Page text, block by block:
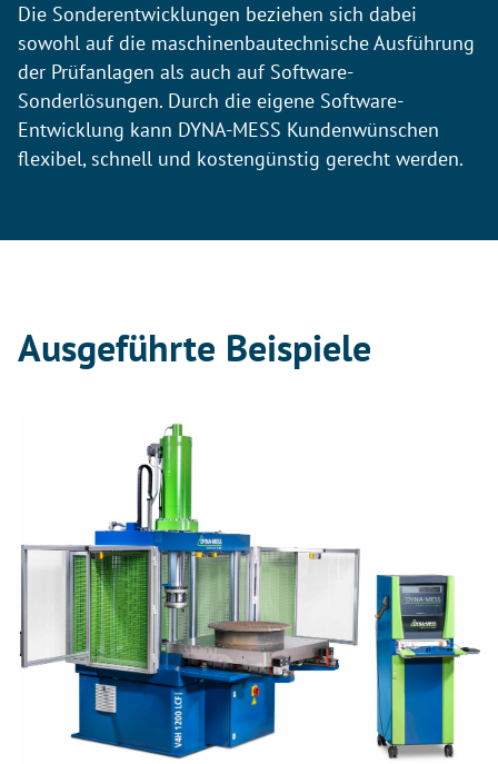
Die Sonderentwicklungen beziehen sich dabei
sowohl auf die maschinenbautechnische Ausführung
der Prüfanlagen als auch auf Software-
Sonderlösungen. Durch die eigene Software-
Entwicklung kann DYNA-MESS Kundenwünschen
flexibel, schnell und kostengünstig gerecht werden.
Ausgeführte Beispiele